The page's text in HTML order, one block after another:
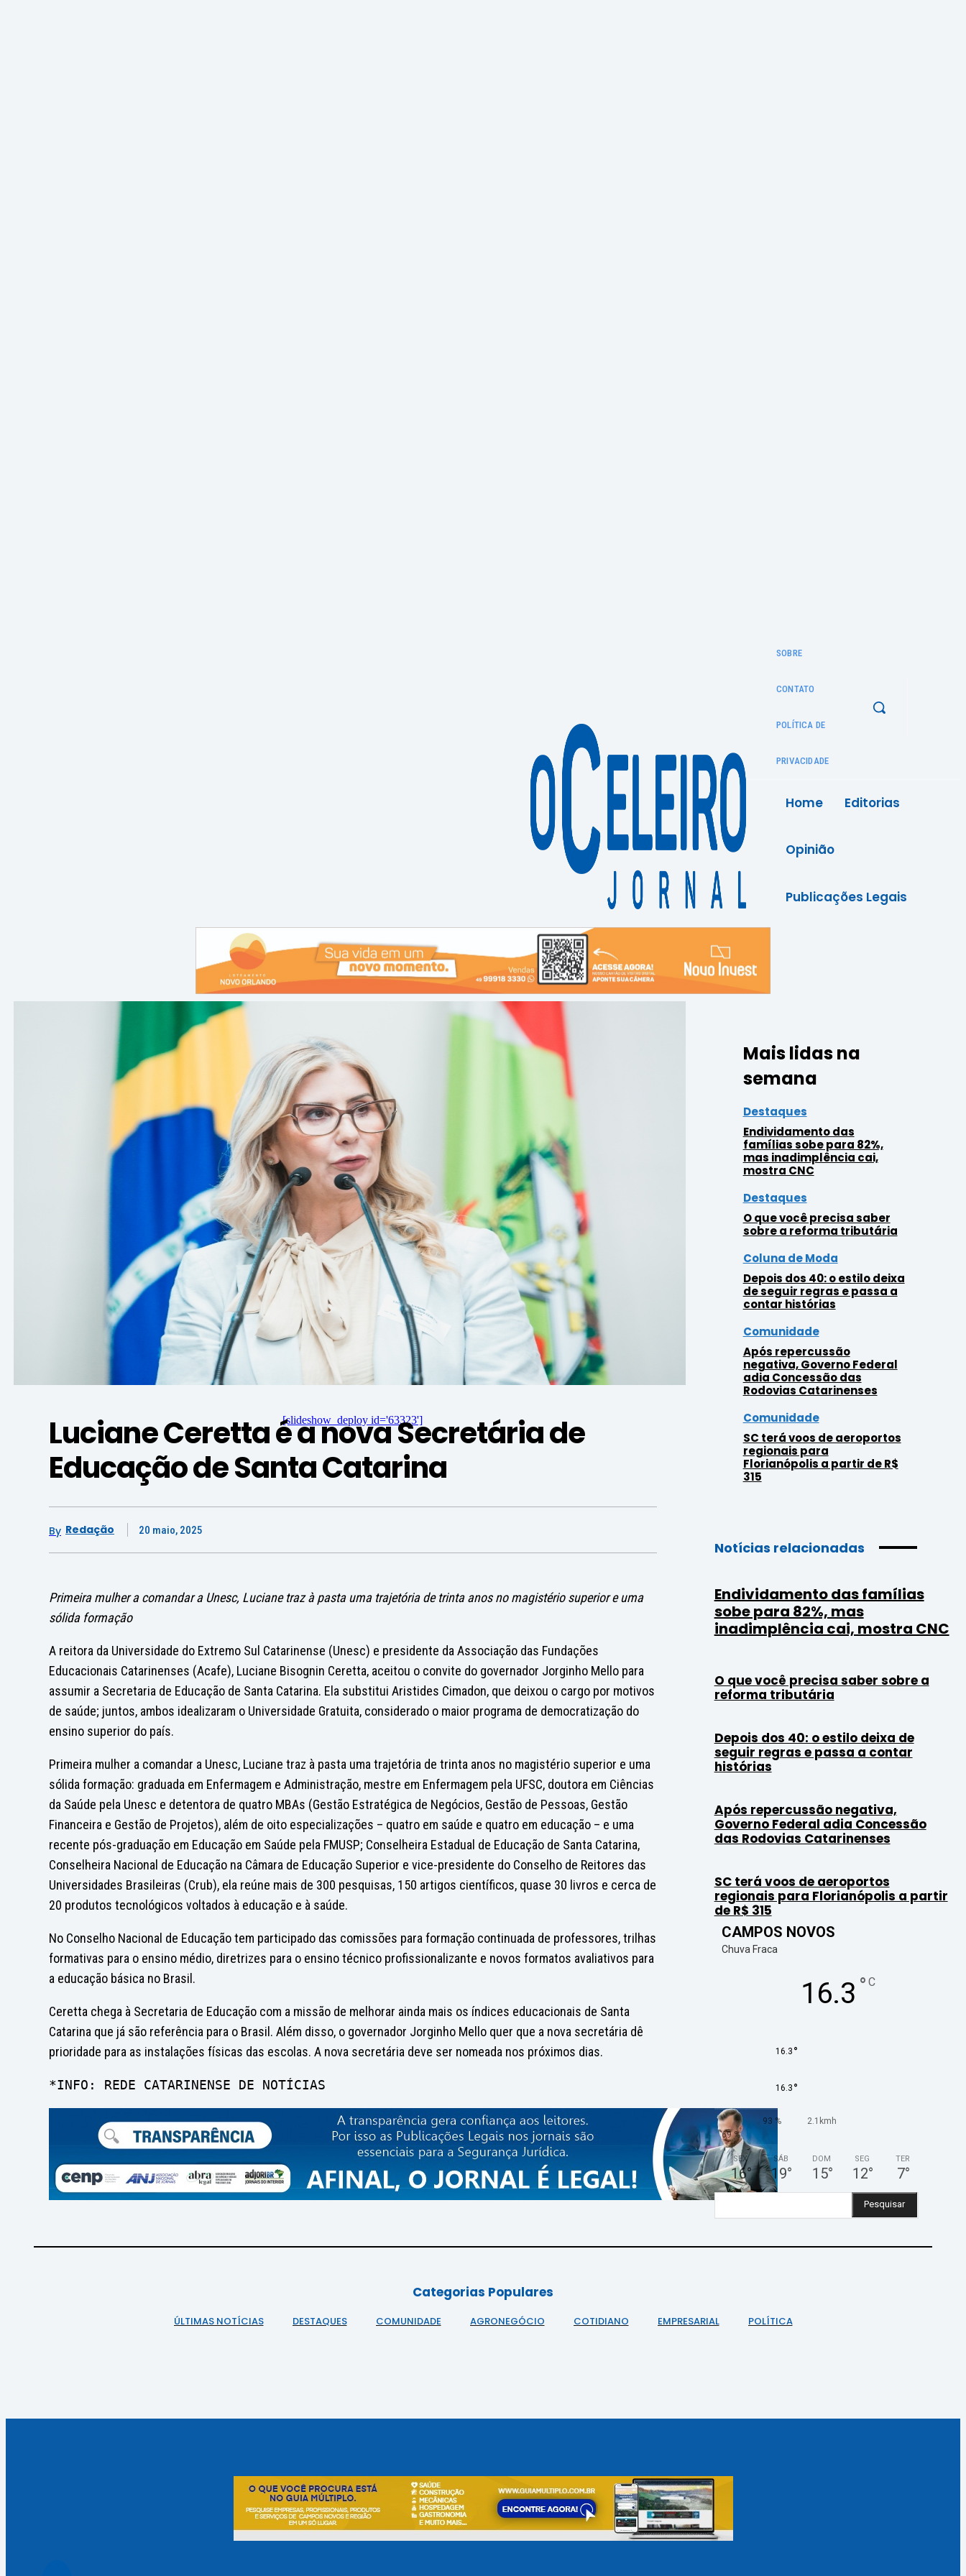
SOBRE
CONTATO
POLÍTICA DE
PRIVACIDADE
Home Editorias
Opinião
Publicações Legais
[slideshow_deploy id='63323']
Luciane Ceretta é a nova Secretária de
Educação de Santa Catarina
By Redação 20 maio, 2025
Primeira mulher a comandar a Unesc, Luciane traz à pasta uma trajetória de trinta anos no magistério superior e uma
sólida formação
A reitora da Universidade do Extremo Sul Catarinense (Unesc) e presidente da Associação das Fundações
Educacionais Catarinenses (Acafe), Luciane Bisognin Ceretta, aceitou o convite do governador Jorginho Mello para
assumir a Secretaria de Educação de Santa Catarina. Ela substitui Aristides Cimadon, que deixou o cargo por motivos
de saúde; juntos, ambos idealizaram o Universidade Gratuita, considerado o maior programa de democratização do
ensino superior do país.
Primeira mulher a comandar a Unesc, Luciane traz à pasta uma trajetória de trinta anos no magistério superior e uma
sólida formação: graduada em Enfermagem e Administração, mestre em Enfermagem pela UFSC, doutora em Ciências
da Saúde pela Unesc e detentora de quatro MBAs (Gestão Estratégica de Negócios, Gestão de Pessoas, Gestão
Financeira e Gestão de Projetos), além de oito especializações – quatro em saúde e quatro em educação – e uma
recente pós-graduação em Educação em Saúde pela FMUSP; Conselheira Estadual de Educação de Santa Catarina,
Conselheira Nacional de Educação na Câmara de Educação Superior e vice-presidente do Conselho de Reitores das
Universidades Brasileiras (Crub), ela reúne mais de 300 pesquisas, 150 artigos científicos, quase 30 livros e cerca de
20 produtos tecnológicos voltados à educação e à saúde.
No Conselho Nacional de Educação tem participado das comissões para formação continuada de professores, trilhas
formativas para o ensino médio, diretrizes para o ensino técnico profissionalizante e novos formatos avaliativos para
a educação básica no Brasil.
Ceretta chega à Secretaria de Educação com a missão de melhorar ainda mais os índices educacionais de Santa
Catarina que já são referência para o Brasil. Além disso, o governador Jorginho Mello quer que a nova secretária dê
prioridade para as instalações físicas das escolas. A nova secretária deve ser nomeada nos próximos dias.
*INFO: REDE CATARINENSE DE NOTÍCIAS
Mais lidas na
semana
Destaques
Endividamento das
famílias sobe para 82%,
mas inadimplência cai,
mostra CNC
Destaques
O que você precisa saber
sobre a reforma tributária
Coluna de Moda
Depois dos 40: o estilo deixa
de seguir regras e passa a
contar histórias
Comunidade
Após repercussão
negativa, Governo Federal
adia Concessão das
Rodovias Catarinenses
Comunidade
SC terá voos de aeroportos
regionais para
Florianópolis a partir de R$
315
Notícias relacionadas
Endividamento das famílias
sobe para 82%, mas
inadimplência cai, mostra CNC
O que você precisa saber sobre a
reforma tributária
Depois dos 40: o estilo deixa de
seguir regras e passa a contar
histórias
Após repercussão negativa,
Governo Federal adia Concessão
das Rodovias Catarinenses
SC terá voos de aeroportos
regionais para Florianópolis a partir
de R$ 315
CAMPOS NOVOS
Chuva Fraca
16.3 ° C
16.3 °
16.3 °
93 %
2.1kmh
69 %
SEX
16°
SÁB
19°
DOM
15°
SEG
12°
TER
7°
Pesquisar
Categorias Populares
ÚLTIMAS NOTÍCIAS DESTAQUES COMUNIDADE AGRONEGÓCIO COTIDIANO EMPRESARIAL POLÍTICA